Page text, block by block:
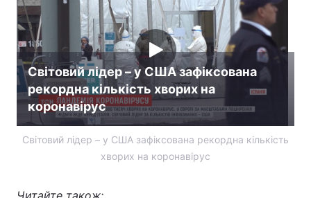
Тема оформлення
Світовий лідер – у США зафіксована
рекордна кількість хворих на
коронавірус
Світовий лідер – у США зафіксована рекордна кількість
хворих на коронавірус
Читайте також: